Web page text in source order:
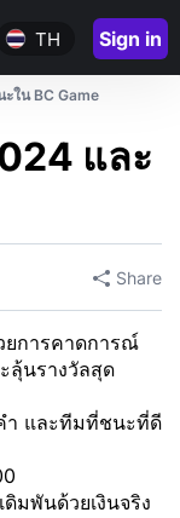
TH Sign in
ใน BC Game
และ
Share
การคาดการณ์
ลุ้นรางวัลสุด
ำ และทีมที่ชนะที่ดี
มพันด้วยเงินจริง